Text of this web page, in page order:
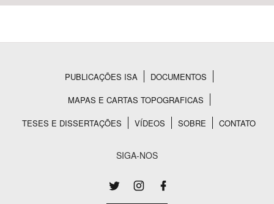
Rodapé
PUBLICAÇÕES ISA
DOCUMENTOS
MAPAS E CARTAS TOPOGRAFICAS
TESES E DISSERTAÇÕES
VÍDEOS SOBRE CONTATO
SIGA-NOS